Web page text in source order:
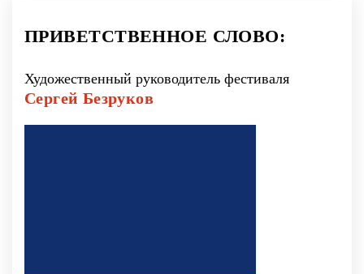
ПРИВЕТСТВЕННОЕ СЛОВО:
Художественный руководитель фестиваля
Сергей Безруков